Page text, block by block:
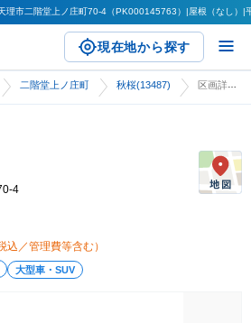
理市二階堂上ノ庄町70-4（PK000145763）|屋根（なし）|
現在地から探す
二階堂上ノ庄町 秋桜(13487)
4
込／管理費等含む）
大型車・SUV